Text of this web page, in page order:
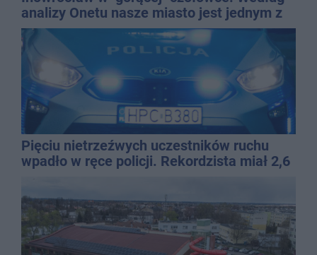
analizy Onetu nasze miasto jest jednym z
najbardziej narażonych na upały
Pięciu nietrzeźwych uczestników ruchu
wpadło w ręce policji. Rekordzista miał 2,6